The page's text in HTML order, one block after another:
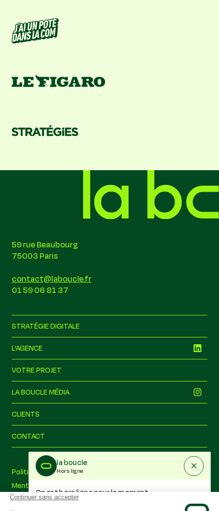
la boucle
Hors ligne
On est hors ligne pour le moment
Écrivez-nous quand même et nous vous répondrons à notre
59 rue Beaubourg
75003 Paris
contact@laboucle.fr
01 59 06 81 37
STRATÉGIE DIGITALE
L’AGENCE
VOTRE PROJET
LA BOUCLE MÉDIA
CLIENTS
CONTACT
Politique de confidentialité
Mentions légales
Nos conseils